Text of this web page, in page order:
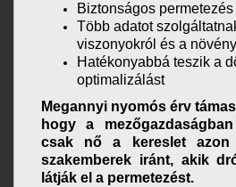
Biztonságos permetezés
Több adatot
viszonyokról és a
Hatékonyabbá teszik a
optimalizálást
Megannyi nyomós érv
hogy a
csak nő a kereslet azon
szakemberek iránt, akik
látják el a permetezést.